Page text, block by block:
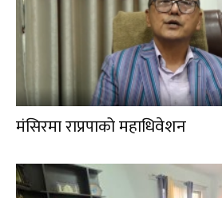
मंसिरमा राप्रपाको महाधिवेशन